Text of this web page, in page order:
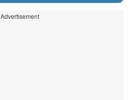
Advertisement